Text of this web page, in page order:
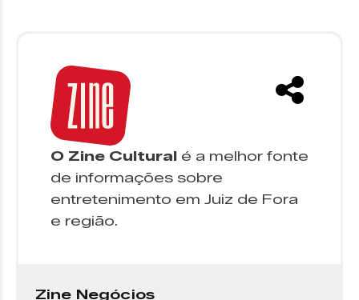
O Zine Cultural é a melhor fonte
de informações sobre
entretenimento em Juiz de Fora
e região.
Zine Negócios